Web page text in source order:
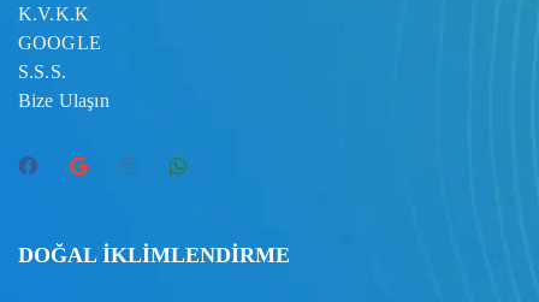
K.V.K.K
GOOGLE
S.S.S.
Bize Ulaşın
DOĞAL İKLİMLENDİRME